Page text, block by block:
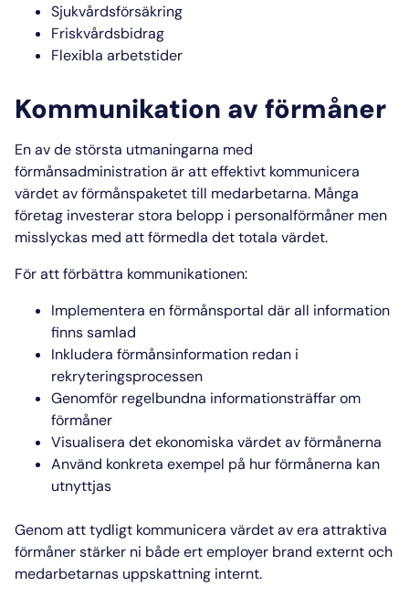
Sjukvårdsförsäkring
Friskvårdsbidrag
Flexibla arbetstider
Kommunikation av förmåner
En av de största utmaningarna med
förmånsadministrationär att effektivt kommunicera
värdet av förmånspaketet till medarbetarna. Många
företag investerar stora belopp i personalförmåner men
misslyckas med att förmedla det totala värdet.
För att förbättra kommunikationen:
Implementera enförmånsportal där all information
finns samlad
Inkludera förmånsinformation redan i
rekryteringsprocessen
Genomför regelbundna informationsträffar om
förmåner
Visualisera det ekonomiska värdet av förmånerna
Använd konkreta exempel på hur förmånerna kan
utnyttjas
Genom att tydligt kommunicera värdet av era attraktiva
förmåner stärker ni både ert employer brand externt och
medarbetarnas uppskattning internt.